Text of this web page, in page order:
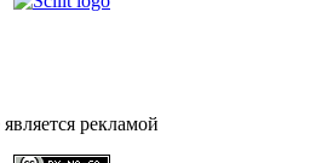
рекламой